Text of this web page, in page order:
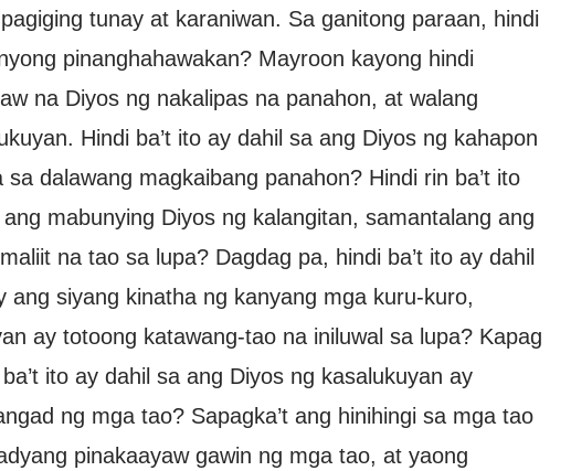
tunay at karaniwan. Sa ganitong paraan, hindi
pinanghahawakan? Mayroon kayong hindi
na Diyos ng nakalipas na panahon, at walang
Hindi ba’t ito ay dahil sa ang Diyos ng kahapon
dalawang magkaibang panahon? Hindi rin ba’t ito
mabunying Diyos ng kalangitan, samantalang ang
na tao sa lupa? Dagdag pa, hindi ba’t ito ay dahil
siyang kinatha ng kanyang mga kuru-kuro,
ay totoong katawang-tao na iniluwal sa lupa? Kapag
ito ay dahil sa ang Diyos ng kasalukuyan ay
ng mga tao? Sapagka’t ang hinihingi sa mga tao
pinakaayaw gawin ng mga tao, at yaong